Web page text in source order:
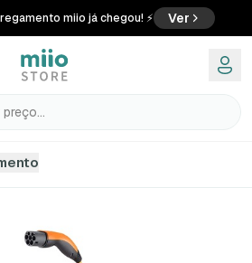
miio já chegou! ⚡ Ver